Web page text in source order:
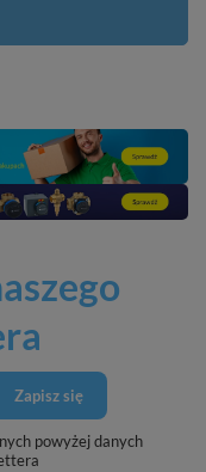
Zapisz się
powyżej danych